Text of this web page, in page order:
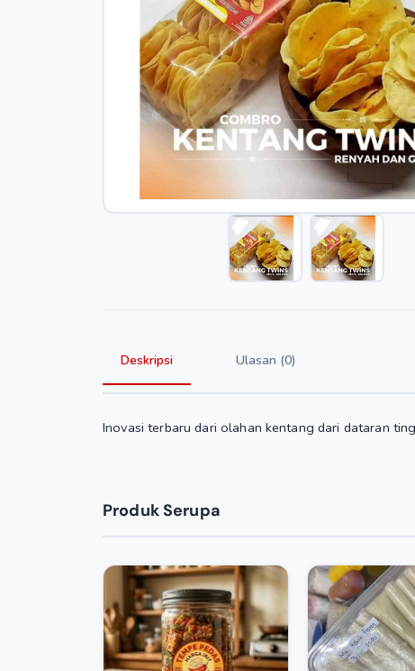
Deskripsi Ulasan (0)
Inovasi terbaru dari olahan kentang dari dataran
Produk Serupa